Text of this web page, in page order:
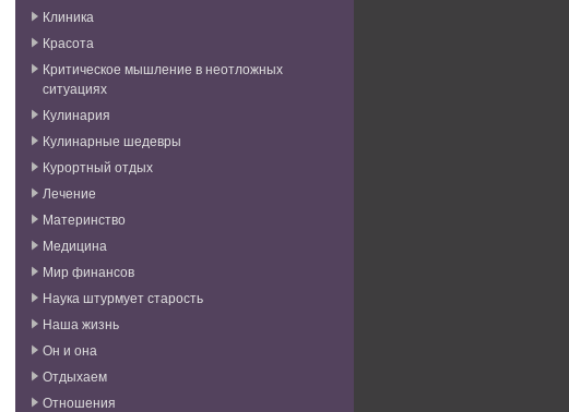
Клиника
Красота
Критическое мышление в неотложных
ситуациях
Кулинария
Кулинарные шедевры
Курортный отдых
Лечение
Материнство
Медицина
Мир финансов
Наука штурмует старость
Наша жизнь
Он и она
Отдыхаем
Отношения